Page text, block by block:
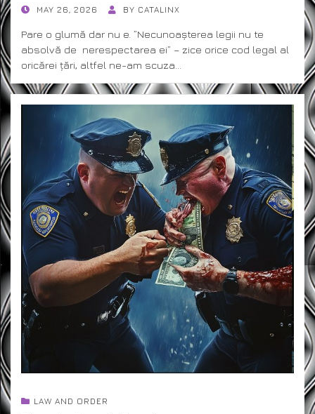
POSTEDMAY 26, 2026 BY CATALINX
Pare o glumă dar nu e. ”Necunoașterea legii nu te
absolvă de nerespectarea ei” – zice orice cod legal al
oricărei țări, altfel ne-am scuza…
LAW AND ORDER